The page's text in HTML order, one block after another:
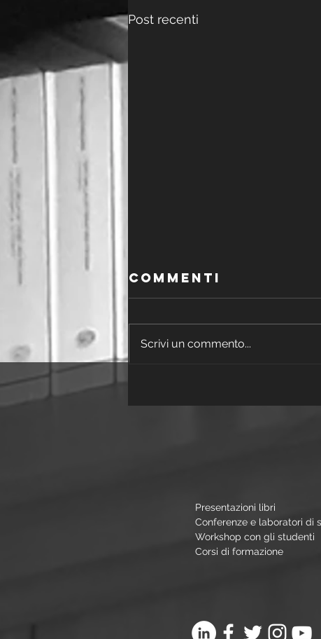
Post recenti
Natale
Commenti
Scrivi un commento...
Presentazioni libri
Conferenze e laboratori di
Workshop con gli studenti
Corsi di formazione